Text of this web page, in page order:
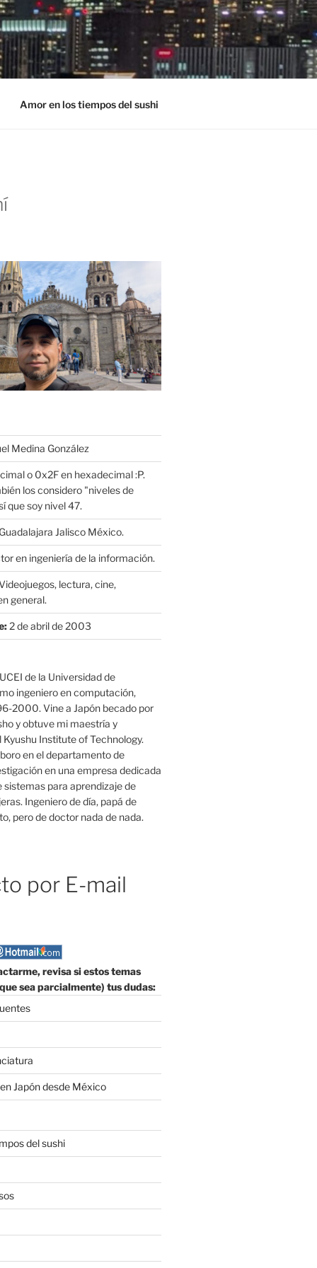
Amor en los tiempos del sushi
nub xs
xs) [x]]
) $ show $ fst c) ++ ) $ ((" in position " ++ ) $
麈麈麈麈麈麈麈麈麈麈麈麈麈麈麈麈麈麈麈麈塵麈麈麈麈麈麈
nub xs
xs) [x]]
Medina González
o 0x2F en hexadecimal :P.
los considero "niveles de
que soy nivel 47.
Guadalajara Jalisco México.
en ingeniería de la información.
lectura, cine,
general.
2 de abril de 2003
de la Universidad de
ingeniero en computación,
2000. Vine a Japón becado por
y obtuve mi maestría y
Institute of Technology.
en el departamento de
en una empresa dedicada
sistemas para aprendizaje de
Ingeniero de día, papá de
pero de doctor nada de nada.
por E-mail
revisa si estos temas
sea parcialmente) tus dudas:
Japón desde México
del sushi